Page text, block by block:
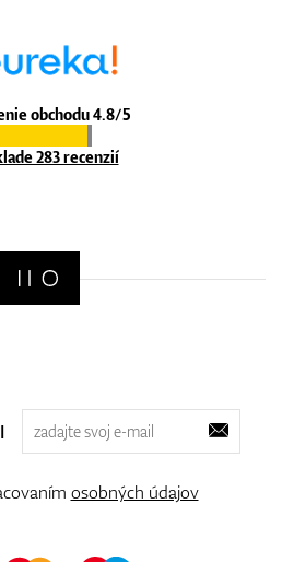
obchodu 4.8/5
283 recenzií
osobných údajov